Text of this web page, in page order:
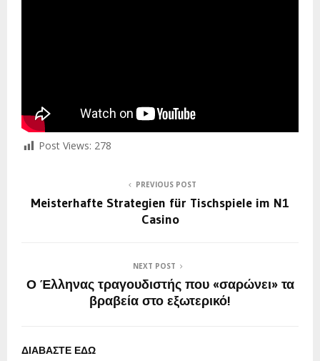
Post Views: 278
PREVIOUS POST
Meisterhafte Strategien für Tischspiele im N1
Casino
NEXT POST
Ο Έλληνας τραγουδιστής που «σαρώνει» τα
βραβεία στο εξωτερικό!
ΔΙΑΒΑΣΤΕ ΕΔΩ